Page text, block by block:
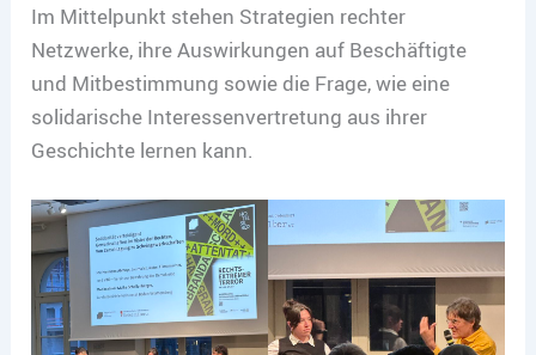
Im Mittelpunkt stehen Strategien rechter
Netzwerke, ihre Auswirkungen auf Beschäftigte
und Mitbestimmung sowie die Frage, wie eine
solidarische Interessenvertretung aus ihrer
Geschichte lernen kann.